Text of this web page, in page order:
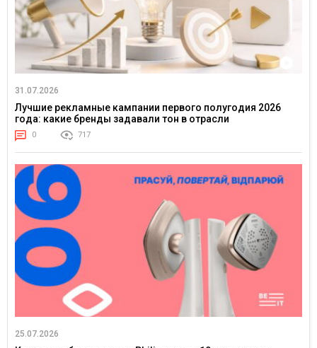
31.07.2026
Лучшие рекламные кампании первого полугодия 2026
года: какие бренды задавали тон в отрасли
0 717
25.07.2026